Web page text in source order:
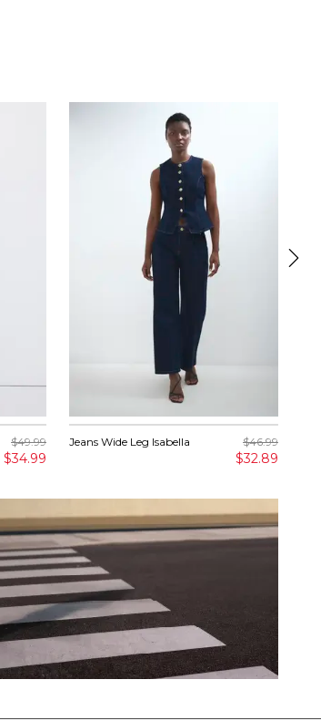
$49.99
$34.99
Jeans Wide Leg Isabella $46.99
$32.89